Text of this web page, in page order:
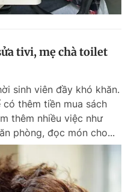
tivi, mẹ chà toilet
sinh viên đầy khó khăn.
thêm tiền mua sách
thêm nhiều việc như
phòng, đọc món cho...